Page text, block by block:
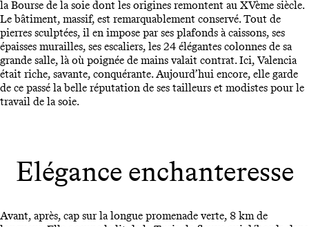
la Bourse de la soie dont les origines remontent au XVème siècle.
Le bâtiment, massif, est remarquablement conservé. Tout de
pierres sculptées, il en impose par ses plafonds à caissons, ses
épaisses murailles, ses escaliers, les 24 élégantes colonnes de sa
grande salle, là où poignée de mains valait contrat. Ici, Valencia
était riche, savante, conquérante. Aujourd’hui encore, elle garde
de ce passé la belle réputation de ses tailleurs et modistes pour le
travail de la soie.
Elégance enchanteresse
Avant, après, cap sur la longue promenade verte, 8 km de